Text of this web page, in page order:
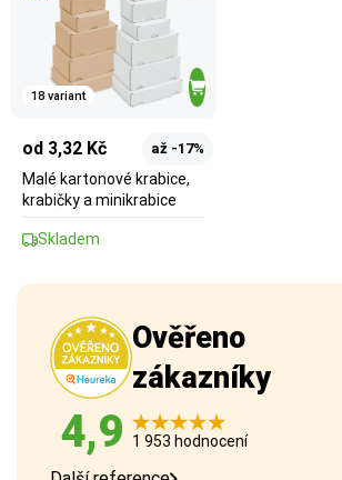
18 variant
od 3,32 Kč až -17%
Malé kartonové krabice,
krabičky a minikrabice
Skladem
Ověřeno
zákazníky
4,9 1 953 hodnocení